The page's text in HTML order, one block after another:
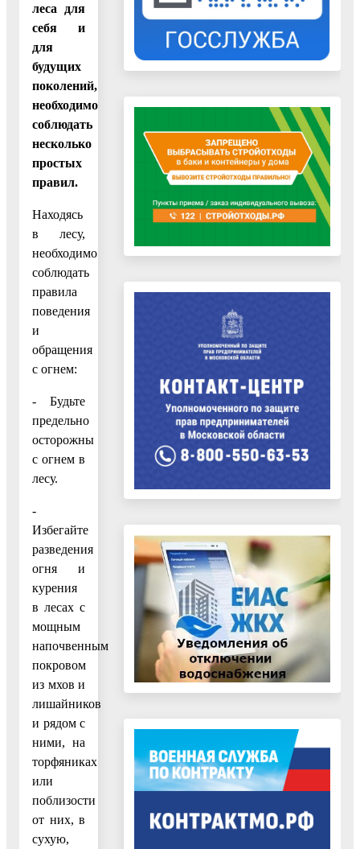
леса для
себя и
для
будущих
поколений,
необходимо
соблюдать
несколько
простых
правил.
Находясь
в лесу,
необходимо
соблюдать
правила
поведения
и
обращения
с огнем:
- Будьте
предельно
осторожны
с огнем в
лесу.
-
Избегайте
разведения
огня и
курения
в лесах с
мощным
напочвенным
покровом
из мхов и
лишайников
и рядом с
ними, на
торфяниках
или
поблизости
от них, в
сухую,